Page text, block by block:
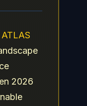
2026